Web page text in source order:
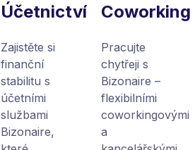
Účetnictví
Zajistěte si
finanční
stabilitu s
účetními
službami
Bizonaire,
Coworking
Pracujte
chytřeji s
Bizonaire –
flexibilními
coworkingovými
a